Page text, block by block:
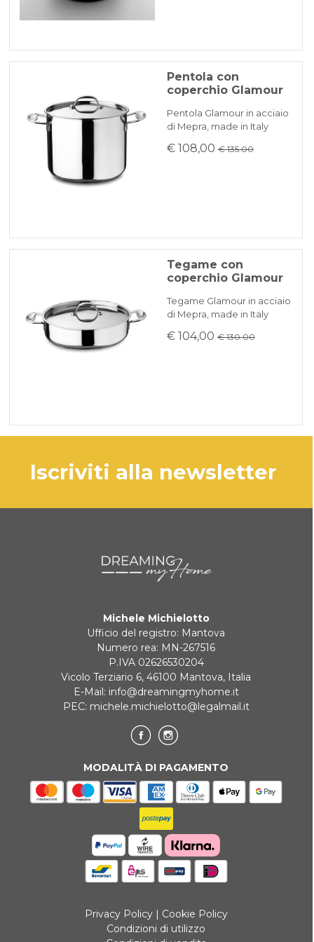
Pentola con
coperchio Glamour
Pentola Glamour in acciaio
di Mepra, made in Italy
€ 108,00 € 135.00
Tegame con
coperchio Glamour
Tegame Glamour in acciaio
di Mepra, made in Italy
€ 104,00 € 130.00
iscriviti alla newsletter
Michele Michielotto
Ufficio del registro: Mantova
Numero rea: MN-267516
P.IVA 02626530204
Vicolo Terziario 6, 46100 Mantova, Italia
E-Mail: info@dreamingmyhome.it
PEC: michele.michielotto@legalmail.it
MODALITÀ DI PAGAMENTO
Privacy Policy| Cookie Policy
Condizioni di utilizzo